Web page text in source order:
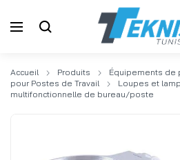
Accueil Produits Équipements de
pour Postes de Travail
Loupes et
multifonctionnelle de bureau/poste